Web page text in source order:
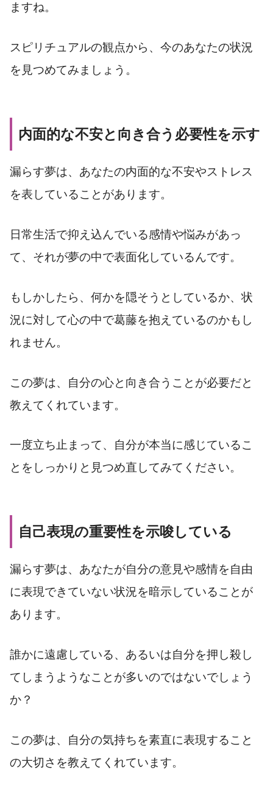
ますね。
スピリチュアルの観点から、今のあなたの状況
を見つめてみましょう。
内面的な不安と向き合う必要性を示す
漏らす夢は、あなたの内面的な不安やストレス
を表していることがあります。
日常生活で抑え込んでいる感情や悩みがあっ
て、それが夢の中で表面化しているんです。
もしかしたら、何かを隠そうとしているか、状
況に対して心の中で葛藤を抱えているのかもし
れません。
この夢は、自分の心と向き合うことが必要だと
教えてくれています。
一度立ち止まって、自分が本当に感じているこ
とをしっかりと見つめ直してみてください。
自己表現の重要性を示唆している
漏らす夢は、あなたが自分の意見や感情を自由
に表現できていない状況を暗示していることが
あります。
誰かに遠慮している、あるいは自分を押し殺し
てしまうようなことが多いのではないでしょう
か？
この夢は、自分の気持ちを素直に表現すること
の大切さを教えてくれています。